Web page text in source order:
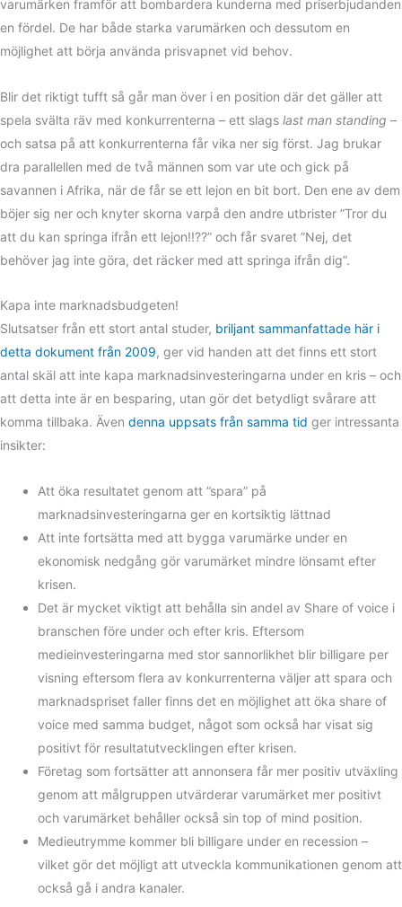
varumärken framför att bombardera kunderna med priserbjudanden
en fördel. De har både starka varumärken och dessutom en
möjlighet att börja använda prisvapnet vid behov.
Blir det riktigt tufft så går man över i en position där det gäller att
spela svälta räv med konkurrenterna – ett slags last man standing –
och satsa på att konkurrenterna får vika ner sig först. Jag brukar
dra parallellen med de två männen som var ute och gick på
savannen i Afrika, när de får se ett lejon en bit bort. Den ene av dem
böjer sig ner och knyter skorna varpå den andre utbrister ”Tror du
att du kan springa ifrån ett lejon!!??” och får svaret ”Nej, det
behöver jag inte göra, det räcker med att springa ifrån dig”.
Kapa inte marknadsbudgeten!
Slutsatser från ett stort antal studer, briljant sammanfattade här i
detta dokument från 2009, ger vid handen att det finns ett stort
antal skäl att inte kapa marknadsinvesteringarna under en kris – och
att detta inte är en besparing, utan gör det betydligt svårare att
komma tillbaka. Även denna uppsats från samma tid ger intressanta
insikter:
Att öka resultatet genom att ”spara” på
marknadsinvesteringarna ger en kortsiktig lättnad
Att inte fortsätta med att bygga varumärke under en
ekonomisk nedgång gör varumärket mindre lönsamt efter
krisen.
Det är mycket viktigt att behålla sin andel av Share of voice i
branschen före under och efter kris. Eftersom
medieinvesteringarna med stor sannorlikhet blir billigare per
visning eftersom flera av konkurrenterna väljer att spara och
marknadspriset faller finns det en möjlighet att öka share of
voice med samma budget, något som också har visat sig
positivt för resultatutvecklingen efter krisen.
Företag som fortsätter att annonsera får mer positiv utväxling
genom att målgruppen utvärderar varumärket mer positivt
och varumärket behåller också sin top of mind position.
Medieutrymme kommer bli billigare under en recession –
vilket gör det möjligt att utveckla kommunikationen genom att
också gå i andra kanaler.